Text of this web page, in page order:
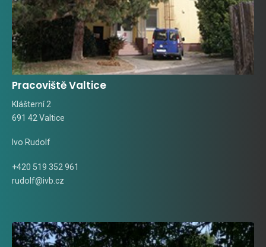
Pracoviště Valtice
Klášterní 2
691 42 Valtice
Ivo Rudolf
+420 519 352 961
rudolf@ivb.cz